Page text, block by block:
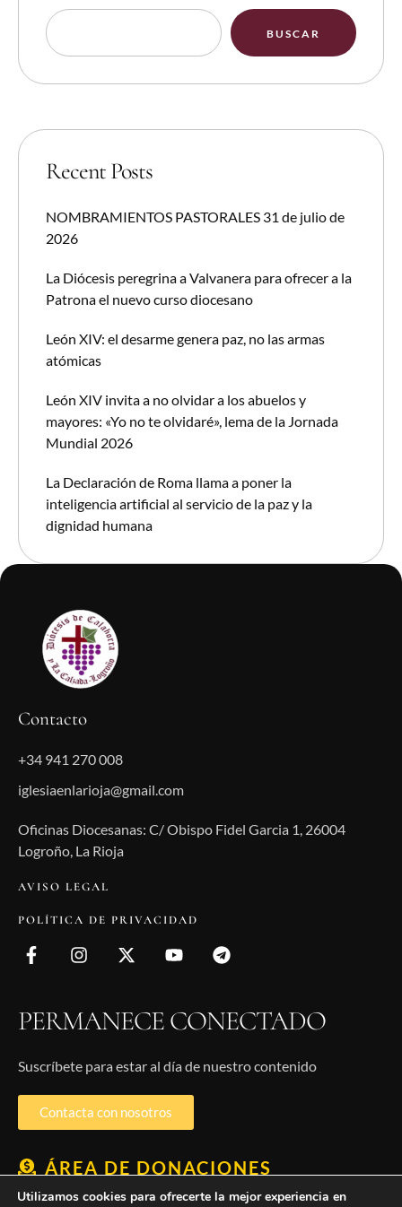
BUSCAR
Recent Posts
NOMBRAMIENTOS PASTORALES 31 de julio de
2026
La Diócesis peregrina a Valvanera para ofrecer a la
Patrona el nuevo curso diocesano
León XIV: el desarme genera paz, no las armas
atómicas
León XIV invita a no olvidar a los abuelos y
mayores: «Yo no te olvidaré», lema de la Jornada
Mundial 2026
La Declaración de Roma llama a poner la
inteligencia artificial al servicio de la paz y la
dignidad humana
Contacto
+34 941 270 008
iglesiaenlarioja@gmail.com
Oficinas Diocesanas: C/ Obispo Fidel Garcia 1, 26004
Logroño, La Rioja
AVISO LEGAL
POLÍTICA DE PRIVACIDAD
PERMANECE CONECTADO
Suscríbete para estar al día de nuestro contenido
Contacta con nosotros
ÁREA DE DONACIONES
Utilizamos cookies para ofrecerte la mejor experiencia en